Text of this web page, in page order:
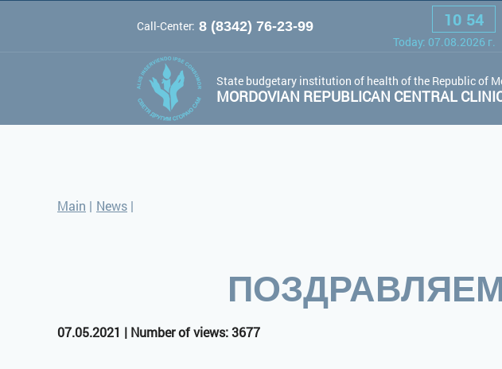
A A White scheme
Call-Center: 8 (8342) 76-23-99 10: 54
Today: 07.08.2026 г.
State budgetary institution of health of the Republic of
MORDOVIAN REPUBLICAN CENTRAL
Main | News |
07.05.2021 | Number of views: 3677